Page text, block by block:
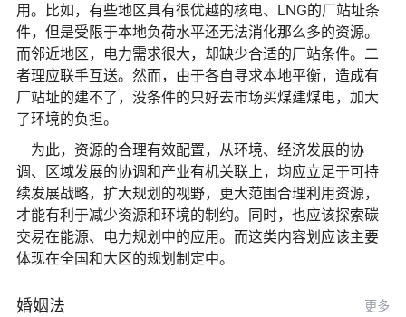
用。比如，有些地区具有很优越的核电、LNG的厂站址条
件，但是受限于本地负荷水平还无法消化那么多的资源。
而邻近地区，电力需求很大，却缺少合适的厂站条件。二
者理应联手互送。然而，由于各自寻求本地平衡，造成有
厂站址的建不了，没条件的只好去市场买煤建煤电，加大
了环境的负担。
为此，资源的合理有效配置，从环境、经济发展的协
调、区域发展的协调和产业有机关联上，均应立足于可持
续发展战略，扩大规划的视野，更大范围合理利用资源，
才能有利于减少资源和环境的制约。同时，也应该探索碳
交易在能源、电力规划中的应用。而这类内容划应该主要
体现在全国和大区的规划制定中。
婚姻法 更多